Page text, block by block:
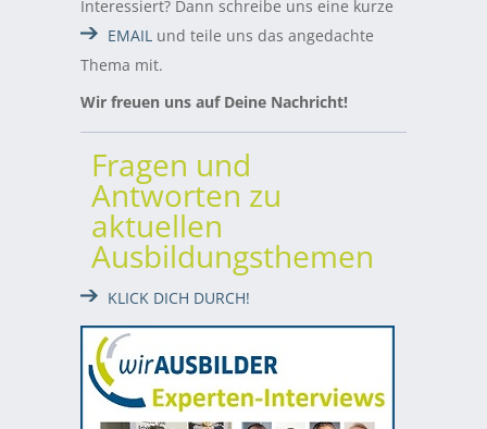
Interessiert? Dann schreibe uns eine kurze
EMAIL und teile uns das angedachte
Thema mit.
Wir freuen uns auf Deine Nachricht!
Fragen und
Antworten zu
aktuellen
Ausbildungsthemen
KLICK DICH DURCH!